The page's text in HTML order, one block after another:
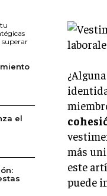
el
más
este
puede